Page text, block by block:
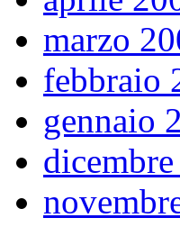
marzo
febbraio
gennaio